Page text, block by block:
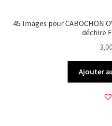
45 Images pour CABOCHON
déchire
3,00
Ajouter